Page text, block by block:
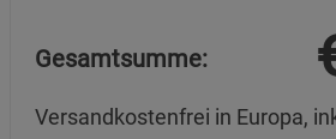
Gesamtsumme:
Versandkostenfrei in Europa,